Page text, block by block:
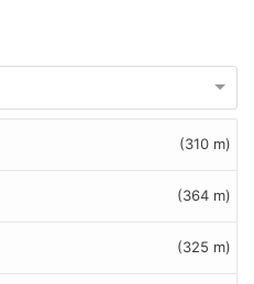
(310 m)
(364 m)
(325 m)